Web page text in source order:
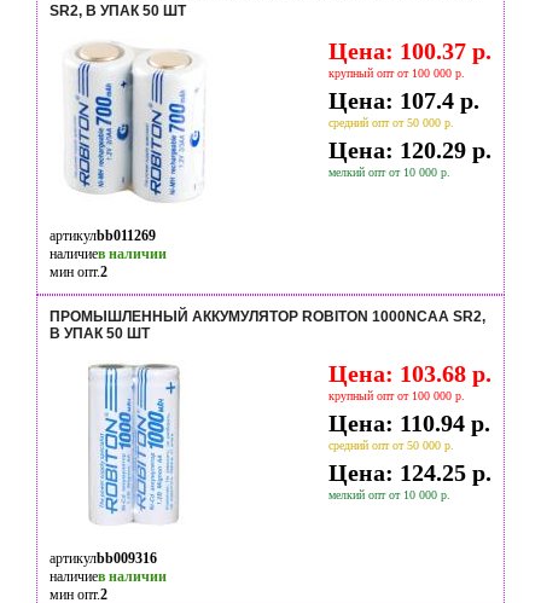
SR2, В УПАК 50 ШТ
Цена: 100.37 р.
крупный опт от 100 000 р.
Цена: 107.4 р.
средний опт от 50 000 р.
Цена: 120.29 р.
мелкий опт от 10 000 р.
артикулbb011269
наличиев наличии
мин опт.2
ПРОМЫШЛЕННЫЙ АККУМУЛЯТОР ROBITON 1000NCAA SR2,
В УПАК 50 ШТ
Цена: 103.68 р.
крупный опт от 100 000 р.
Цена: 110.94 р.
средний опт от 50 000 р.
Цена: 124.25 р.
мелкий опт от 10 000 р.
артикулbb009316
наличиев наличии
мин опт.2